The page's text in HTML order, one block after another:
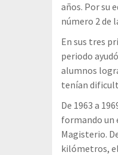
años. Por su
número 2 de
En sus tres
periodo
alumnos
tenían
De 1963 a
formando un
Magisterio.
kilómetros,